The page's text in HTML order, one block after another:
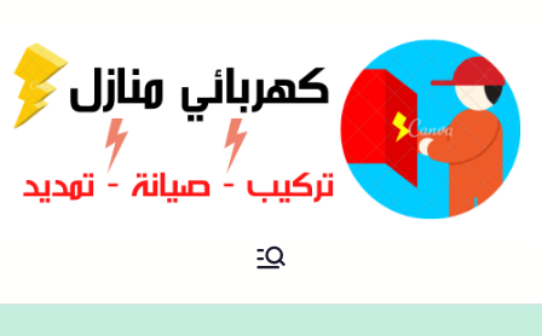
فني كهربائي منازل الكويت